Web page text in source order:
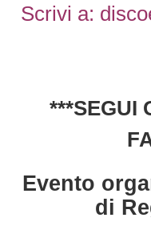
Scrivi a:
***SEGUI
Evento
di